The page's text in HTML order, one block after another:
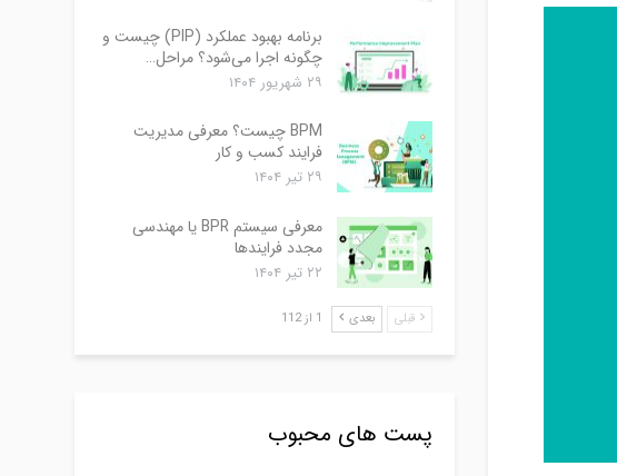
برنامه بهبود عملکرد (PIP) چیست و
چگونه اجرا می‌شود؟ مراحل…
۲۹ شهریور ۱۴۰۴
BPM چیست؟ معرفی مدیریت
فرایند کسب و کار
۲۹ تیر ۱۴۰۴
معرفی سیستم BPR یا مهندسی
مجدد فرایندها
۲۲ تیر ۱۴۰۴
قبلی بعدی 1 از 112
پست های محبوب